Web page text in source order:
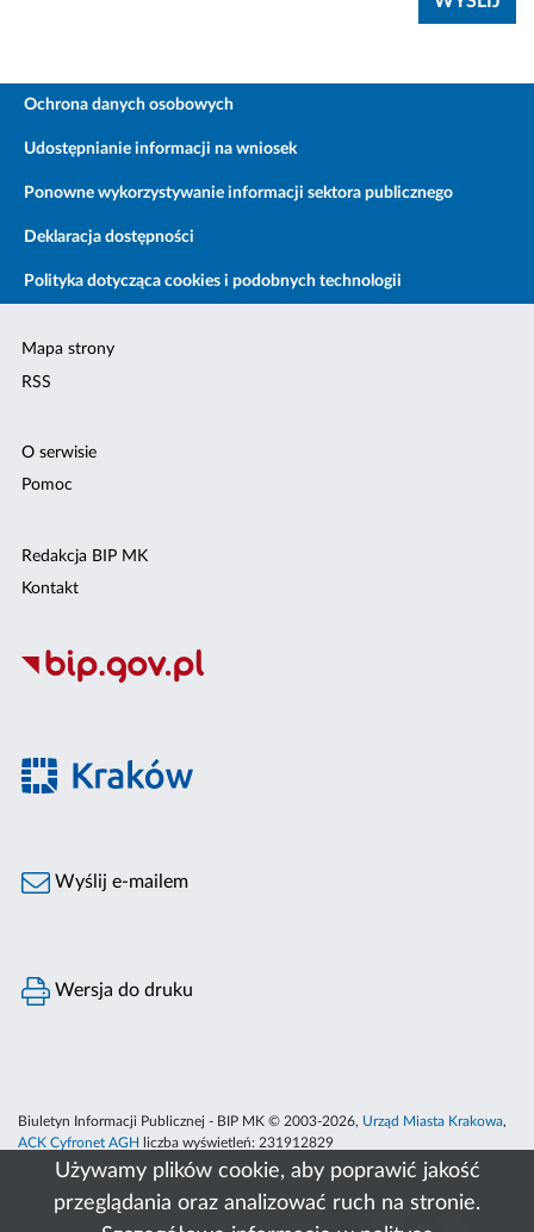
Używamy plików cookie, aby poprawić jakość
przeglądania oraz analizować ruch na stronie.
Ochrona danych osobowych
Udostępnianie informacji na wniosek
Ponowne wykorzystywanie informacji sektora publicznego
Deklaracja dostępności
Polityka dotycząca cookies i podobnych technologii
Mapa strony
RSS
O serwisie
Pomoc
Redakcja BIP MK
Kontakt
Wyślij e-mailem
Wersja do druku
Biuletyn Informacji Publicznej - BIP MK © 2003-2026, Urząd Miasta Krakowa,
ACK Cyfronet AGH
liczba wyświetleń: 231912829